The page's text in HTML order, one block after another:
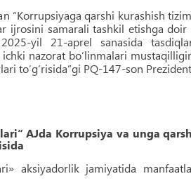
“Korrupsiyaga qarshi kurashish
ijrosini samarali tashkil etishga doir
yil 21-aprel sanasida
nazorat bo‘linmalari
to‘g‘risida”gi PQ-147-son
AJda Korrupsiya va unga
aksiyadorlik jamiyatida